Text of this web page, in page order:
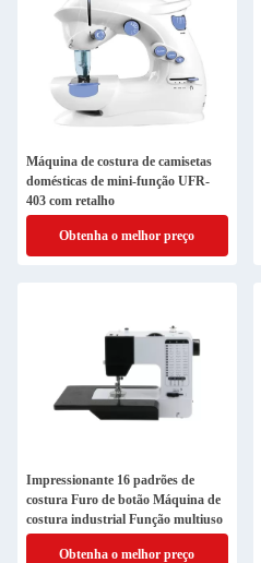
Máquina de costura de camisetas
domésticas de mini-função UFR-
403 com retalho
Obtenha o melhor preço
Impressionante 16 padrões de
costura Furo de botão Máquina de
costura industrial Função multiuso
Obtenha o melhor preço